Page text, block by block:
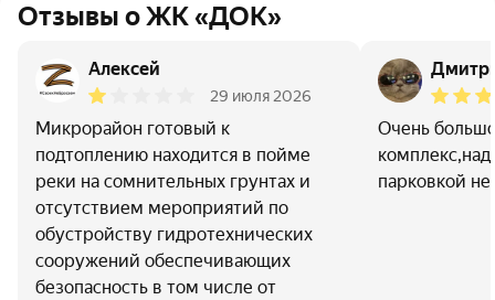
Отзывы о ЖК «ДОК»
Алексей
29 июля 2026
Микрорайон готовый к
подтоплению находится в пойме
реки на сомнительных грунтах и
отсутствием мероприятий по
обустройству гидротехнических
сооружений обеспечивающих
безопасность в том числе от
Очень
парковкой не